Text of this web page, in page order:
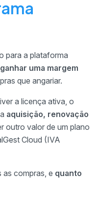
para a plataforma
ganhar uma margem
que angariar.
a licença ativa, o
aquisição, renovação
outro valor de um plano
Cloud (IVA
as compras, e quanto